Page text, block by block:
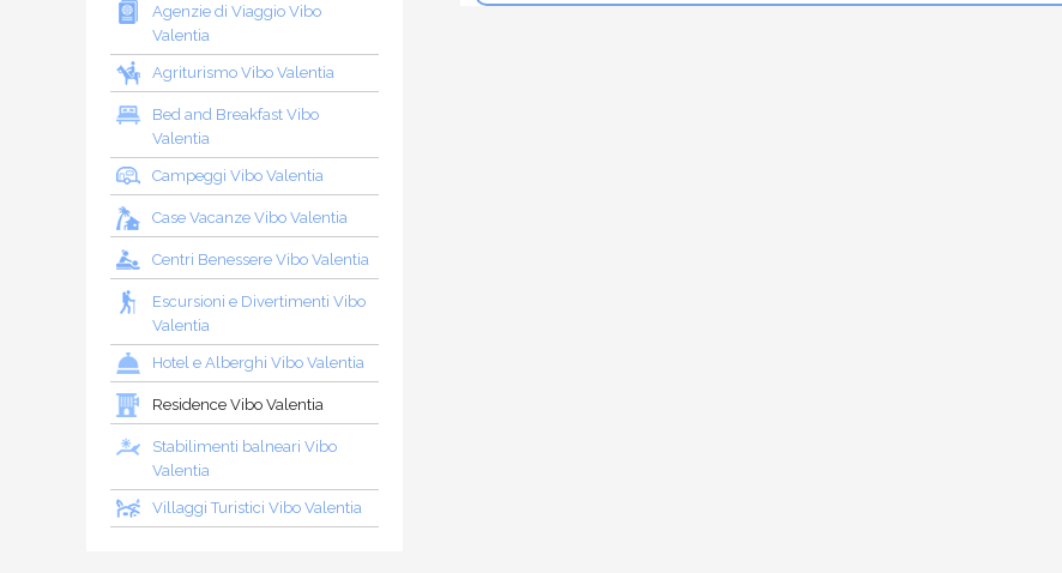
Agenzie di Viaggio Vibo
Valentia
Agriturismo Vibo Valentia
Bed and Breakfast Vibo
Valentia
Campeggi Vibo Valentia
Case Vacanze Vibo Valentia
Centri Benessere Vibo Valentia
Escursioni e Divertimenti Vibo
Valentia
Hotel e Alberghi Vibo Valentia
Residence Vibo Valentia
Stabilimenti balneari Vibo
Valentia
Villaggi Turistici Vibo Valentia